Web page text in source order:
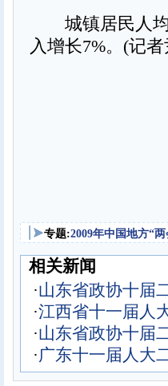
城镇居民人均
入增长7%。(记
专题:2009年中国地方“两
相关新闻
·山东省政协十届
·江西省十一届人
·山东省政协十届
·广东十一届人大